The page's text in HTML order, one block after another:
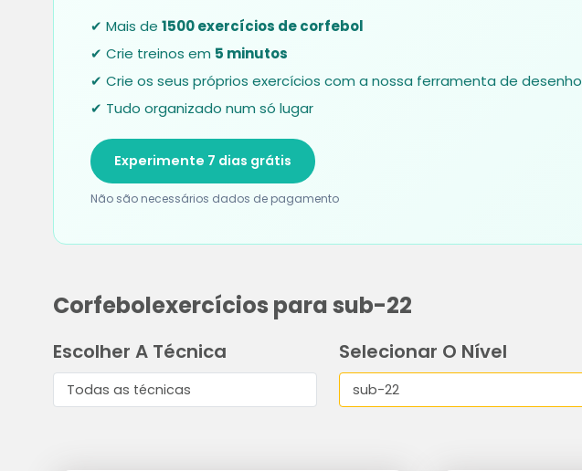
✔ Mais de 1500 exercícios de corfebol
✔ Crie treinos em 5 minutos
✔ Crie os seus próprios exercícios com a nossa ferramenta de desenho
✔ Tudo organizado num só lugar
Experimente 7 dias grátis
Não são necessários dados de pagamento
Corfebolexercícios para sub-22
Escolher A Técnica Selecionar O Nível